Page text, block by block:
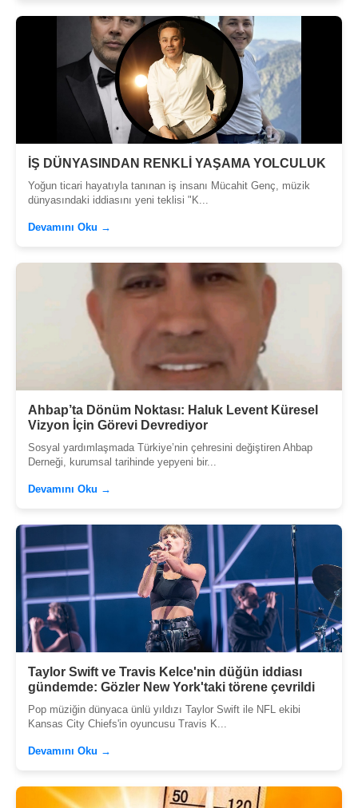
İŞ DÜNYASINDAN RENKLİ YAŞAMA YOLCULUK
Yoğun ticari hayatıyla tanınan iş insanı Mücahit Genç, müzik
dünyasındaki iddiasını yeni teklisi "K...
Devamını Oku →
Ahbap’ta Dönüm Noktası: Haluk Levent Küresel
Vizyon İçin Görevi Devrediyor
Sosyal yardımlaşmada Türkiye’nin çehresini değiştiren Ahbap
Derneği, kurumsal tarihinde yepyeni bir...
Devamını Oku →
Taylor Swift ve Travis Kelce'nin düğün iddiası
gündemde: Gözler New York'taki törene çevrildi
Pop müziğin dünyaca ünlü yıldızı Taylor Swift ile NFL ekibi
Kansas City Chiefs'in oyuncusu Travis K...
Devamını Oku →